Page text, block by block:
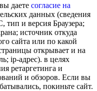
даете согласие на
данных (сведения
и версия Браузера;
источник откуда
сайта или по какой
открывает и на
ip-адрес). в целях
ретаргетинга и
и обзоров. Если вы
покиньте сайт.